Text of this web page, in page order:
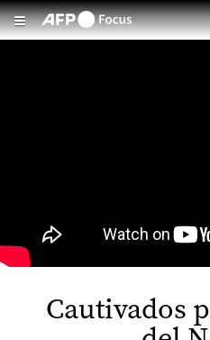
Cautivados